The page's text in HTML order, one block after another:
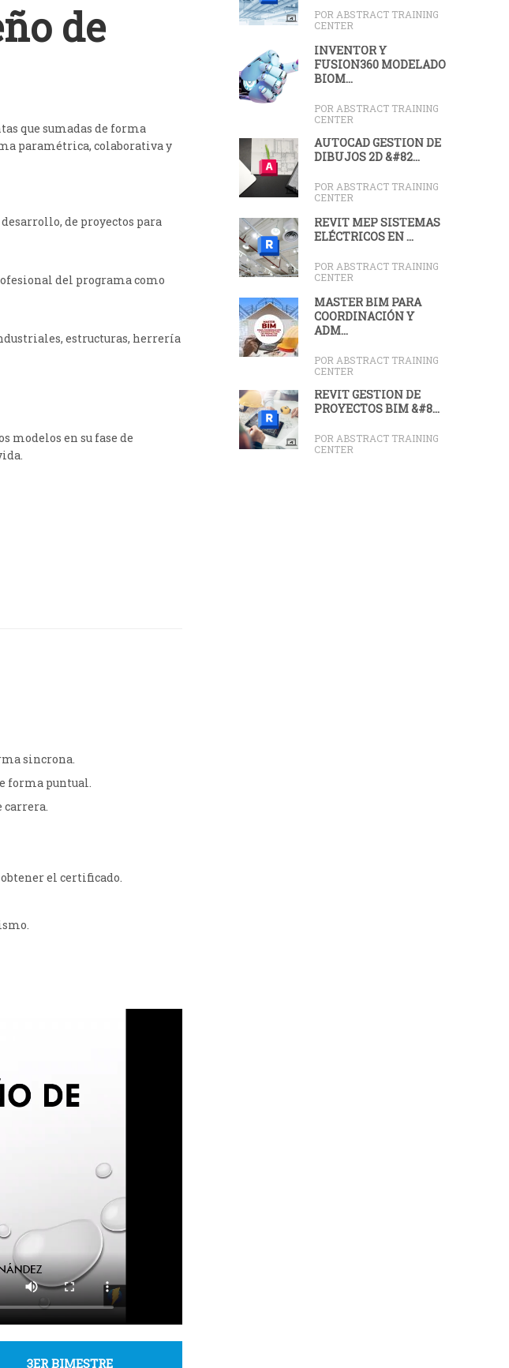
de
que sumadas de forma
paramétrica, colaborativa y
de proyectos para
del programa como
estructuras, herrería
modelos en su fase de
sincrona.
forma puntual.
carrera.
el certificado.
3ER BIMESTRE
POR ABSTRACT TRAINING
CENTER
INVENTOR Y
FUSION360 MODELADO
BIOM...
POR ABSTRACT TRAINING
CENTER
AUTOCAD GESTIÓN DE
DIBUJOS 2D &#82...
POR ABSTRACT TRAINING
CENTER
REVIT MEP SISTEMAS
ELÉCTRICOS EN ...
POR ABSTRACT TRAINING
CENTER
MASTER BIM PARA
COORDINACIÓN Y
ADM...
POR ABSTRACT TRAINING
CENTER
REVIT GESTIÓN DE
PROYECTOS BIM &#8...
POR ABSTRACT TRAINING
CENTER